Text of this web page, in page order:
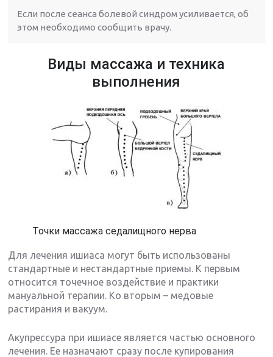
Если после сеанса болевой синдром усиливается, об
этом необходимо сообщить врачу.
Виды массажа и техника
выполнения
Точки массажа седалищного нерва
Для лечения ишиаса могут быть использованы
стандартные и нестандартные приемы. К первым
относится точечное воздействие и практики
мануальной терапии. Ко вторым – медовые
растирания и вакуум.
Акупрессура при ишиасе является частью основного
лечения. Ее назначают сразу после купирования